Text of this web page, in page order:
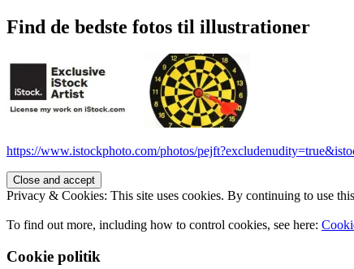
Find de bedste fotos til illustrationer
https://www.istockphoto.com/photos/
Privacy & Cookies: This site uses cookies. By continuing to use
To find out more, including how to control cookies, see here:
Cookie politik